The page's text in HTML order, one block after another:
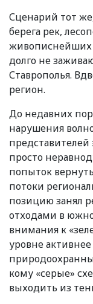
Сценарий тот
берега рек,
живописнейших
долго не
Ставрополья.
регион.
До недавних пор
нарушения
представителей
просто
попыток
потоки
позицию занял
отходами в
внимания к «
уровне
кому «серые»
выходить из